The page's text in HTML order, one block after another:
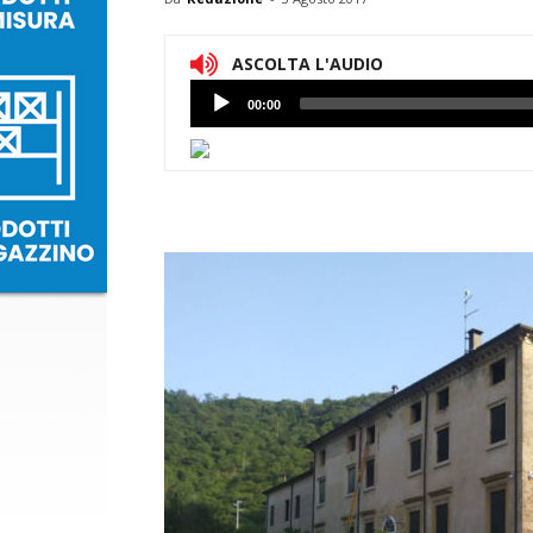
ASCOLTA L'AUDIO
Lettore
Audio
00:00